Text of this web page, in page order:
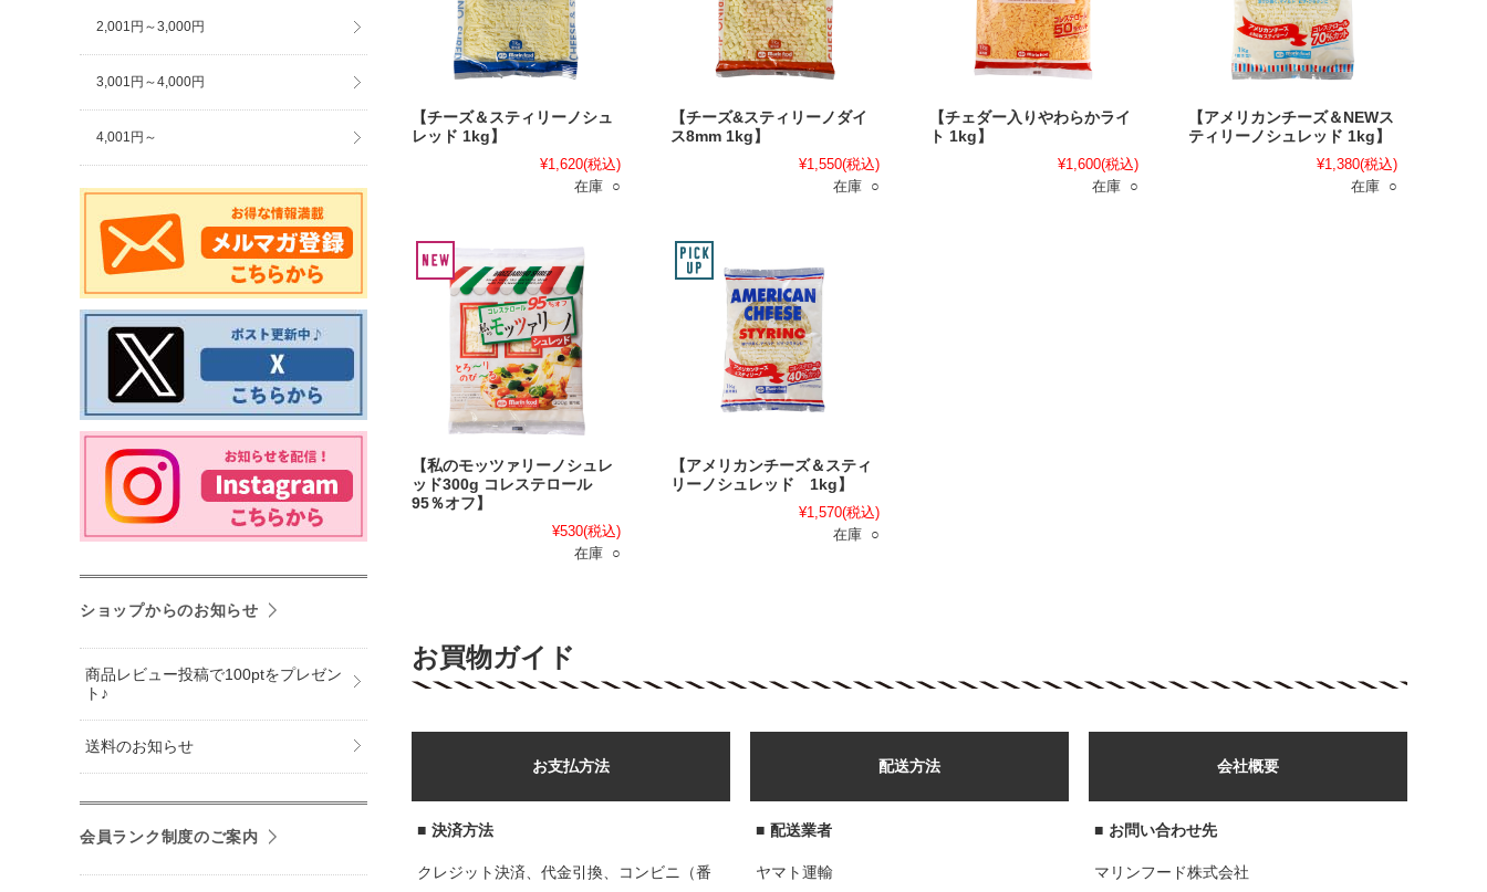
【チーズ＆スティリーノシュ
レッド 1kg】
¥1,620(税込)
在庫 ○
【チーズ&スティリーノダイ
ス8mm 1kg】
¥1,550(税込)
在庫 ○
【チェダー入りやわらかライ
ト 1kg】
¥1,600(税込)
在庫 ○
【アメリカンチーズ＆NEWス
ティリーノシュレッド 1kg】
¥1,380(税込)
在庫 ○
【私のモッツァリーノシュレ
ッド300g コレステロール
95％オフ】
¥530(税込)
在庫 ○
【アメリカンチーズ＆スティ
リーノシュレッド 1kg】
¥1,570(税込)
在庫 ○
お買物ガイド
お支払方法
■ 決済方法
クレジット決済、代金引換、コンビニ（番
配送方法
■ 配送業者
ヤマト運輸
会社概要
■ お問い合わせ先
マリンフード株式会社
2,001円～3,000円
3,001円～4,000円
4,001円～
ショップからのお知らせ
商品レビュー投稿で100ptをプレゼン
ト♪
送料のお知らせ
会員ランク制度のご案内